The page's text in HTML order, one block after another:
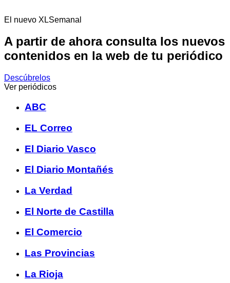
El nuevo XLSemanal
A partir de ahora consulta los nuevos
contenidos en la web de tu periódico
Descúbrelos
Ver periódicos
ABC
EL Correo
El Diario Vasco
El Diario Montañés
La Verdad
El Norte de Castilla
El Comercio
Las Provincias
La Rioja